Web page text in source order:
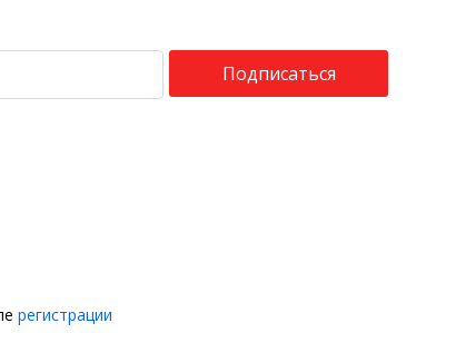
Подписаться
регистрации